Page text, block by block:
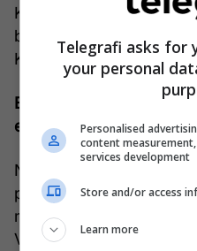
Kaluam një kohë të
ballkon duke parë detin
Katya nga Kanadaja.
Edhe Saranda
ekonomike
Në qytete si Saranda,
për akomodime
megjithatë në një
Vlorën.
Telegrafi asks for
your personal
Personalised
content
services development
Store and/or access
Learn more